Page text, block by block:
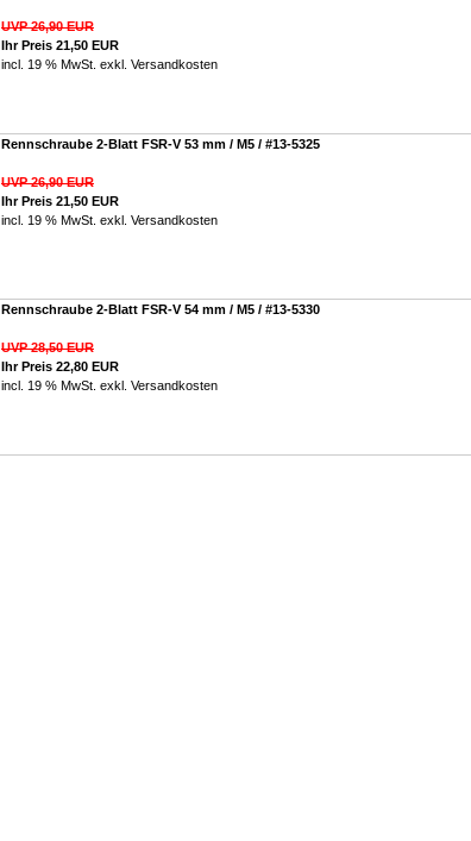
UVP 26,90 EUR
Ihr Preis 21,50 EUR
incl. 19 % MwSt. exkl. Versandkosten
Rennschraube 2-Blatt FSR-V 53 mm / M5 / #13-5325
UVP 26,90 EUR
Ihr Preis 21,50 EUR
incl. 19 % MwSt. exkl. Versandkosten
Rennschraube 2-Blatt FSR-V 54 mm / M5 / #13-5330
UVP 28,50 EUR
Ihr Preis 22,80 EUR
incl. 19 % MwSt. exkl. Versandkosten